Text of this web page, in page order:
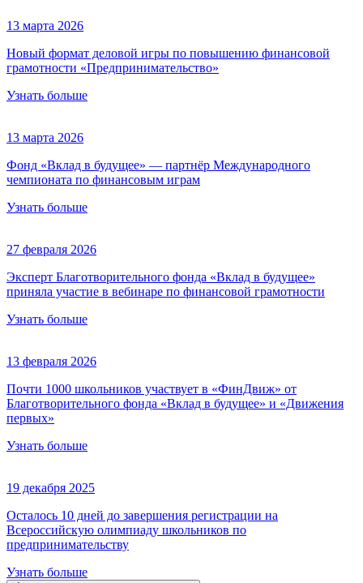
13 марта 2026
Новый формат деловой игры по повышению финансовой
грамотности «Предпринимательство»
Узнать больше
13 марта 2026
Фонд «Вклад в будущее» — партнёр Международного
чемпионата по финансовым играм
Узнать больше
27 февраля 2026
Эксперт Благотворительного фонда «Вклад в будущее»
приняла участие в вебинаре по финансовой грамотности
Узнать больше
13 февраля 2026
Почти 1000 школьников участвует в «ФинДвиж» от
Благотворительного фонда «Вклад в будущее» и «Движения
первых»
Узнать больше
19 декабря 2025
Осталось 10 дней до завершения регистрации на
Всероссийскую олимпиаду школьников по
предпринимательству
Узнать больше